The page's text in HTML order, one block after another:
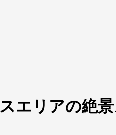
エリアの絶